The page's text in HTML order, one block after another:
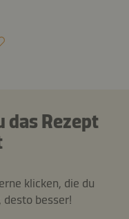
das Rezept
klicken, die du
desto besser!